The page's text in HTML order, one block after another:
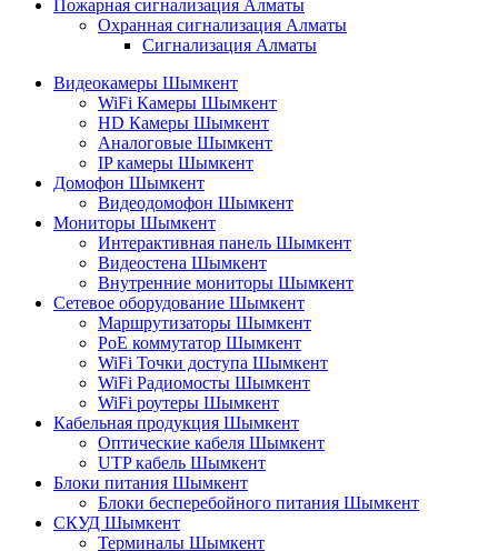
Пожарная сигнализация Алматы
Охранная сигнализация Алматы
Сигнализация Алматы
Видеокамеры Шымкент
WiFi Камеры Шымкент
HD Камеры Шымкент
Аналоговые Шымкент
IP камеры Шымкент
Домофон Шымкент
Видеодомофон Шымкент
Мониторы Шымкент
Интерактивная панель Шымкент
Видеостена Шымкент
Внутренние мониторы Шымкент
Сетевое оборудование Шымкент
Маршрутизаторы Шымкент
PoE коммутатор Шымкент
WiFi Точки доступа Шымкент
WiFi Радиомосты Шымкент
WiFi роутеры Шымкент
Кабельная продукция Шымкент
Оптические кабеля Шымкент
UTP кабель Шымкент
Блоки питания Шымкент
Блоки бесперебойного питания Шымкент
СКУД Шымкент
Терминалы Шымкент